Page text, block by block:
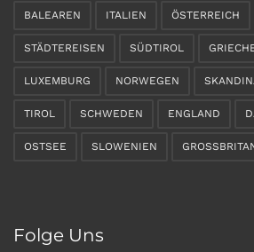
BALEAREN ITALIEN ÖSTERREICH
STÄDTEREISEN SÜDTIROL
LUXEMBURG NORWEGEN
TIROL SCHWEDEN ENGLAND
OSTSEE SLOWENIEN
Folge Uns